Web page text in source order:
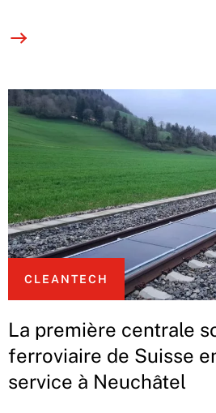
CLEANTECH
La première centrale
ferroviaire de Suisse
service à Neuchâtel